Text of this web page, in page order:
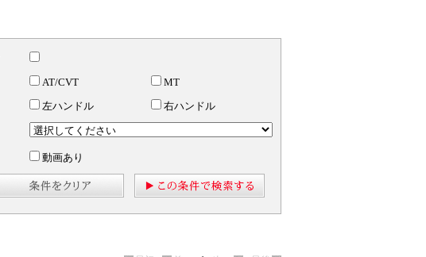
AT/CVT
MT
左ハンドル
右ハンドル
動画あり